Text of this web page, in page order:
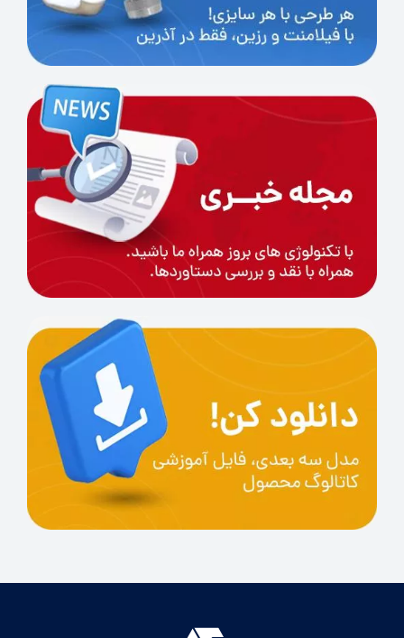
تولید نمونه‌های اولیه، قطعات سفارشی و مدل‌های
پیچیده استفاده می‌شود. دقت بالا و حجم ساخت
بزرگ این دستگاه، امکان تولید قطعات با کیفیت و
جزئیات دقیق را فراهم می‌کند.
در حوزه پزشکی، این پرینتر برای ساخت مدل‌های
پزشکی، پروتزها و تجهیزات سفارشی استفاده می‌شود.
دقت و قابلیت تولید قطعات پیچیده، این دستگاه را
به ابزاری مفید برای پزشکان و مهندسان پزشکی
تبدیل کرده است.
طراحی صنعتی
طراحان صنعتی و مهندسان می‌توانند با استفاده از
، نمونه‌های اولیه و محصولات
نهایی خود را با دقت بالا و کیفیت عالی تولید کنند.
این دستگاه به بهبود فرآیند طراحی و تولید کمک
شایانی می‌کند.
هنر و معماری
هنرمندان و معماران می‌توانند از این پرینتر برای
ساخت مدل‌های دقیق و هنری استفاده کنند. دقت و
معماری با جزئیات بی‌نظیر را فراهم می‌کند.